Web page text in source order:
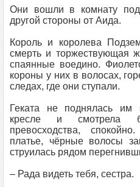
Они вошли в комнату
другой стороны от Аида.
Король и королева
смерть и торжествующая
спаянные воедино.
короны у них в волосах,
следах, где они ступали.
Геката не поднялась им
кресле и смотрела
превосходства,
платье, чёрные волосы
струилась рядом
– Рада видеть тебя, сестра.